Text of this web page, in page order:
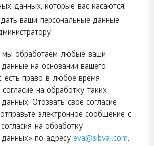
данных, которые вас касаются;
ваши персональные данные
мы обработаем любые ваши
на основании вашего
есть право в любое время
на обработку таких
Отозвать свое согласие
электронное сообщение с
на обработку
данных» по адресуeva@sibval.com.